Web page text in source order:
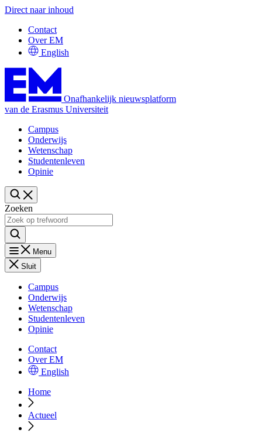
Direct naar inhoud
Contact
Over EM
English
Onafhankelijk nieuwsplatform
van de Erasmus Universiteit
Campus
Onderwijs
Wetenschap
Studentenleven
Opinie
Zoeken
Menu
Sluit
Campus
Onderwijs
Wetenschap
Studentenleven
Opinie
Contact
Over EM
English
Home
Actueel